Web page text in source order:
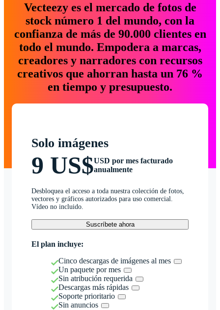
Vecteezy es el mercado de fotos de
stock número 1 del mundo, con la
confianza de más de 90.000 clientes en
todo el mundo. Empodera a marcas,
creadores y narradores con recursos
creativos que ahorran hasta un 76 %
en tiempo y presupuesto.
Solo imágenes
9 US$USD por mes facturado
anualmente
Desbloquea el acceso a toda nuestra colección de fotos,
vectores y gráficos autorizados para uso comercial.
Vídeo no incluido.
Suscríbete ahora
El plan incluye:
Cinco descargas de imágenes al mes
Un paquete por mes
Sin atribución requerida
Descargas más rápidas
Soporte prioritario
Sin anuncios